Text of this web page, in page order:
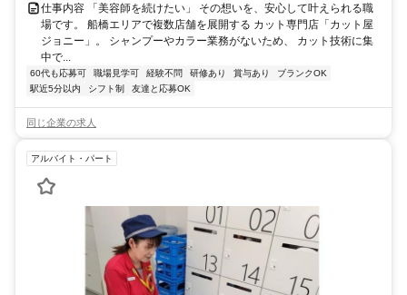
仕事内容 「美容師を続けたい」 その想いを、安心して叶えられる職
場です。 船橋エリアで複数店舗を展開する カット専門店「カット屋
ジョニー」。 シャンプーやカラー業務がないため、 カット技術に集
中で...
60代も応募可 職場見学可 経験不問 研修あり 賞与あり
ブランクOK
駅近5分以内
シフト制 友達と応募OK
同じ企業の求人
アルバイト・パート